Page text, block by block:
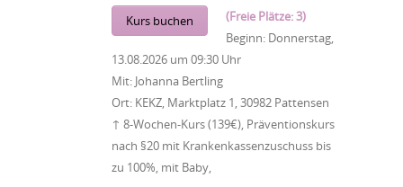
Kurs buchen
(Freie Plätze: 3)
Beginn: Donnerstag,
13.08.2026 um 09:30 Uhr
Mit: Johanna Bertling
Ort: KEKZ, Marktplatz 1, 30982 Pattensen
↑ 8-Wochen-Kurs (139€), Präventionskurs
nach §20 mit Krankenkassenzuschuss bis
zu 100%, mit Baby,